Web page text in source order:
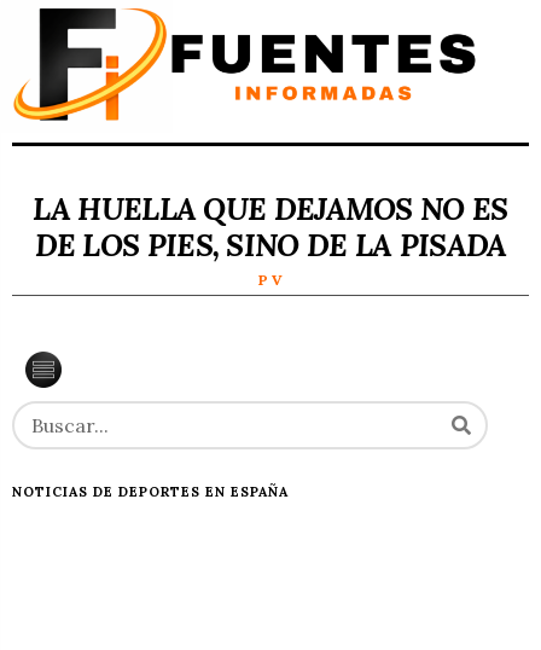
LA HUELLA QUE DEJAMOS NO ES
DE LOS PIES, SINO DE LA PISADA
P V
NOTICIAS DE DEPORTES EN ESPAÑA